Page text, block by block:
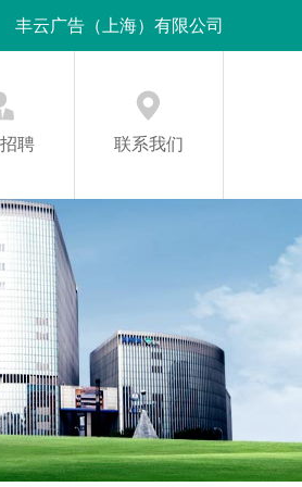
丰云广告（上海）有限公司
聘 联系我们